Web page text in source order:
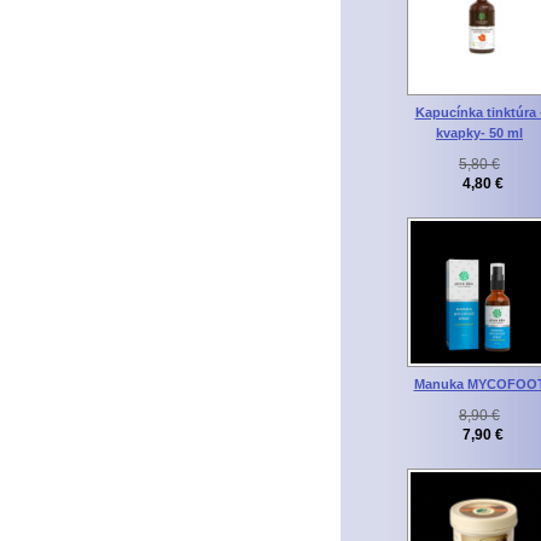
Kapucínka tinktúra
kvapky- 50 ml
5,80 €
4,80 €
Manuka
8,90 €
7,90 €